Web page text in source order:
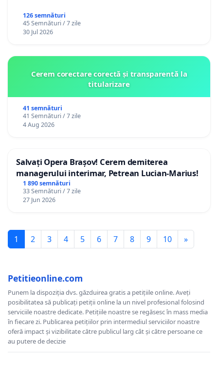
126 semnături
45 Semnături / 7 zile
30 Jul 2026
Cerem corectare corectă și transparentă la
titularizare
41 semnături
41 Semnături / 7 zile
4 Aug 2026
Salvați Opera Brașov! Cerem demiterea
managerului interimar, Petrean Lucian-Marius!
1 890 semnături
33 Semnături / 7 zile
27 Jun 2026
1 2 3 4 5 6 7 8 9 10 »
Petitieonline.com
Punem la dispoziția dvs. găzduirea gratis a petițiile online. Aveți
posibilitatea să publicați petiții online la un nivel profesional folosind
serviciile noastre dedicate. Petițiile noastre se regăsesc în mass media
în fiecare zi. Publicarea petițiilor prin intermediul serviciilor noastre
oferă impact și vizibilitate către publicul larg cât și către persoane ce
au putere de decizie